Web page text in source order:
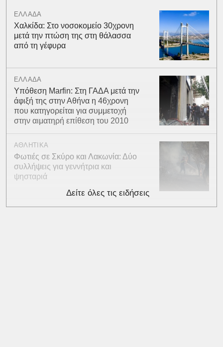
ΕΛΛΑΔΑ
Χαλκίδα: Στο νοσοκομείο 30χρονη
μετά την πτώση της στη θάλασσα
από τη γέφυρα
ΕΛΛΑΔΑ
Υπόθεση Marfin: Στη ΓΑΔΑ μετά την
άφιξή της στην Αθήνα η 46χρονη
που κατηγορείται για συμμετοχή
στην αιματηρή επίθεση του 2010
ΑΘΛΗΤΙΚΑ
Φωτιές σε Σκύρο και Λακωνία: Δύο
συλλήψεις για γεννήτρια και
ψησταριά
Δείτε όλες τις ειδήσεις